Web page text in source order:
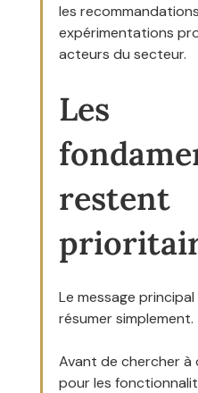
les
expérimentations
acteurs du secteur.
Les
restent
Le message
résumer simplement.
Avant de chercher à
pour les